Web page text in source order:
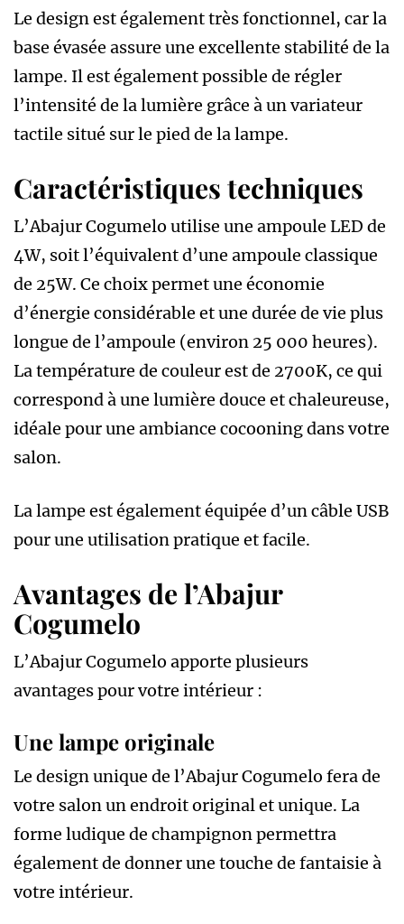
Le design est également très fonctionnel, car la
base évasée assure une excellente stabilité de la
lampe. Il est également possible de régler
l’intensité de la lumière grâce à un variateur
tactile situé sur le pied de la lampe.
Caractéristiques techniques
L’Abajur Cogumelo utilise une ampoule LED de
4W, soit l’équivalent d’une ampoule classique
de 25W. Ce choix permet une économie
d’énergie considérable et une durée de vie plus
longue de l’ampoule (environ 25 000 heures).
La température de couleur est de 2700K, ce qui
correspond à une lumière douce et chaleureuse,
idéale pour une ambiance cocooning dans votre
salon.
La lampe est également équipée d’un câble USB
pour une utilisation pratique et facile.
Avantages de l’Abajur
Cogumelo
L’Abajur Cogumelo apporte plusieurs
avantages pour votre intérieur :
Une lampe originale
Le design unique de l’Abajur Cogumelo fera de
votre salon un endroit original et unique. La
forme ludique de champignon permettra
également de donner une touche de fantaisie à
votre intérieur.